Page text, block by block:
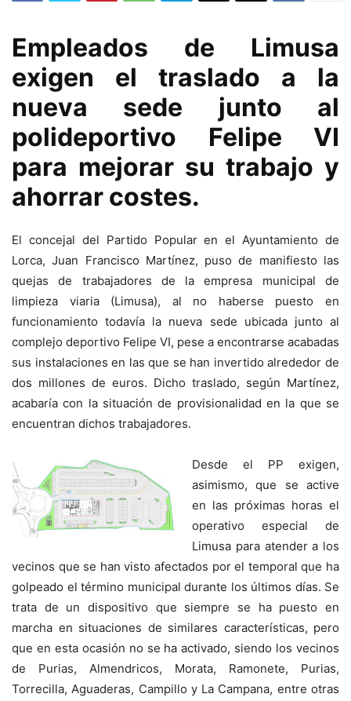
Empleados de Limusa
exigen el traslado a la
nueva sede junto al
polideportivo Felipe VI
para mejorar su trabajo y
ahorrar costes.
El concejal del Partido Popular en el Ayuntamiento de
Lorca, Juan Francisco Martínez, puso de manifiesto las
quejas de trabajadores de la empresa municipal de
limpieza viaria (Limusa), al no haberse puesto en
funcionamiento todavía la nueva sede ubicada junto al
complejo deportivo Felipe VI, pese a encontrarse acabadas
sus instalaciones en las que se han invertido alrededor de
dos millones de euros. Dicho traslado, según Martínez,
acabaría con la situación de provisionalidad en la que se
encuentran dichos trabajadores.
Desde el PP exigen,
asimismo, que se active
en las próximas horas el
operativo especial de
Limusa para atender a los
vecinos que se han visto afectados por el temporal que ha
golpeado el término municipal durante los últimos días. Se
trata de un dispositivo que siempre se ha puesto en
marcha en situaciones de similares características, pero
que en esta ocasión no se ha activado, siendo los vecinos
de Purias, Almendricos, Morata, Ramonete, Purias,
Torrecilla, Aguaderas, Campillo y La Campana, entre otras